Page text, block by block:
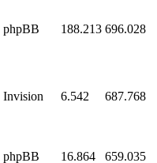
phpBB 188.213 696.028
Invision 6.542 687.768
phpBB 16.864 659.035